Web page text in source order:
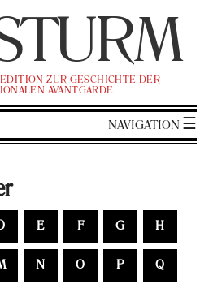
URM
ZUR GE­SCHICH­TE DER
AVANT­GAR­DE
NA­VI­GA­TI­ON
E F G H
N O P Q